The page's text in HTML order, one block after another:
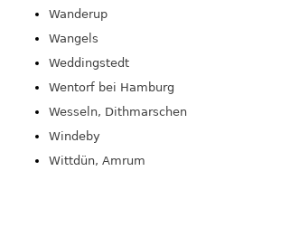
Wanderup
Wangels
Weddingstedt
Wentorf bei Hamburg
Wesseln, Dithmarschen
Windeby
Wittdün, Amrum